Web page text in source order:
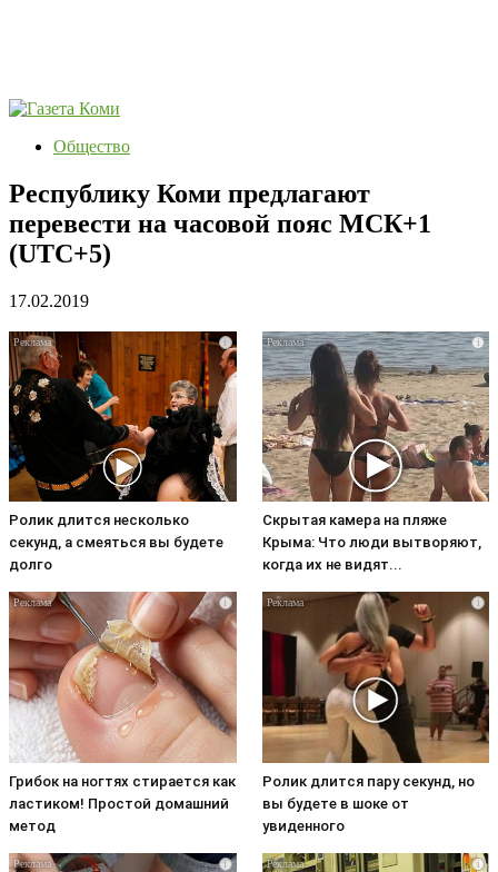
Общество
Республику Коми предлагают
перевести на часовой пояс МСК+1
(UTC+5)
17.02.2019
i
Ролик длится несколько
секунд, а смеяться вы будете
долго
i
Скрытая камера на пляже
Крыма: Что люди вытворяют,
когда их не видят...
i
Грибок на ногтях стирается как
ластиком! Простой домашний
метод
i
Ролик длится пару секунд, но
вы будете в шоке от
увиденного
i i